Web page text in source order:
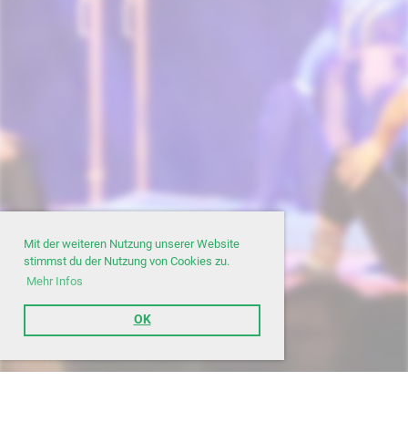
Mit der weiteren Nutzung unserer Website
stimmst du der Nutzung von Cookies zu.
Mehr Infos
OK